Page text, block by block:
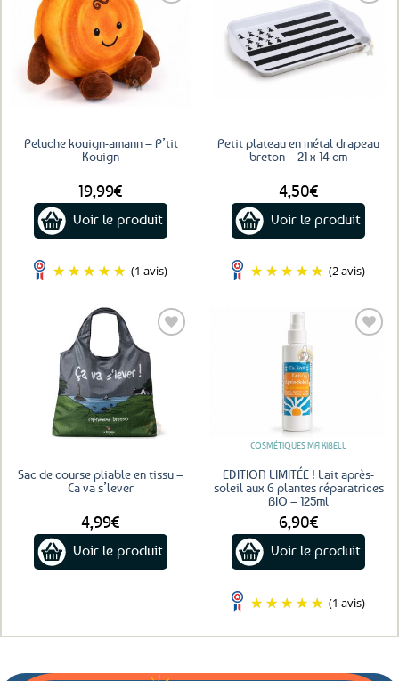
options
peuvent
être
choisies
favoris
Peluche kouign-amann – P’tit
Kouign
19,99€
Voir le produit
(1 avis)
Ajouter
aux
favoris
Petit plateau en métal drapeau
breton – 21 x 14 cm
4,50€
Voir le produit
(2 avis)
favoris
Sac de course pliable en tissu –
Ca va s’lever
4,99€
Voir le produit
COSMÉTIQUES MA KIBELL
EDITION LIMITÉE ! Lait après-
soleil aux 6 plantes réparatrices
BIO – 125ml
6,90€
Voir le produit
(1 avis)